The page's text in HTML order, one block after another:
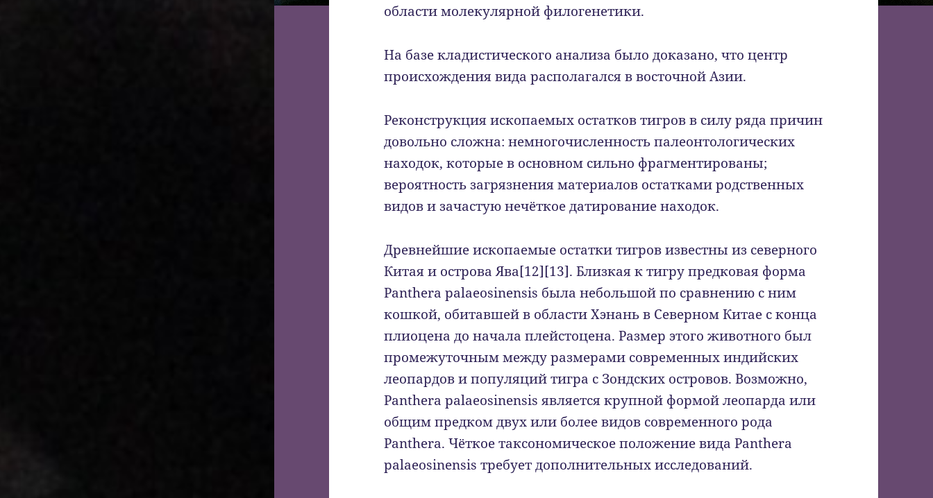
области молекулярной филогенетики.
На базе кладистического анализа было доказано, что центр
происхождения вида располагался в восточной Азии.
Реконструкция ископаемых остатков тигров в силу ряда причин
довольно сложна: немногочисленность палеонтологических
находок, которые в основном сильно фрагментированы;
вероятность загрязнения материалов остатками родственных
видов и зачастую нечёткое датирование находок.
Древнейшие ископаемые остатки тигров известны из северного
Китая и острова Ява[12][13]. Близкая к тигру предковая форма
Panthera palaeosinensis была небольшой по сравнению с ним
кошкой, обитавшей в области Хэнань в Северном Китае с конца
плиоцена до начала плейстоцена. Размер этого животного был
промежуточным между размерами современных индийских
леопардов и популяций тигра с Зондских островов. Возможно,
Panthera palaeosinensis является крупной формой леопарда или
общим предком двух или более видов современного рода
Panthera. Чёткое таксономическое положение вида Panthera
palaeosinensis требует дополнительных исследований.